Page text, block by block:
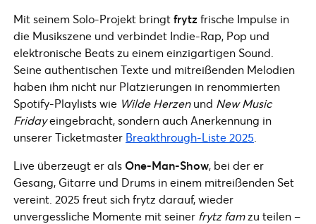
Mit seinem Solo-Projekt bringtfrytzfrische Impulse in
die Musikszene und verbindet Indie-Rap, Pop und
elektronische Beats zu einem einzigartigen Sound.
Seine authentischen Texte und mitreißenden Melodien
haben ihm nicht nur Platzierungen in renommierten
Spotify-Playlists wie Wilde Herzenund New Music
Fridayeingebracht, sondern auch Anerkennung in
unserer Ticketmaster Breakthrough-Liste 2025
Live überzeugt er als One-Man-Show, bei der er
Gesang, Gitarre und Drums in einem mitreißenden Set
vereint. 2025 freut sich frytz darauf, wieder
unvergessliche Momente mit seiner frytz famzu teilen –